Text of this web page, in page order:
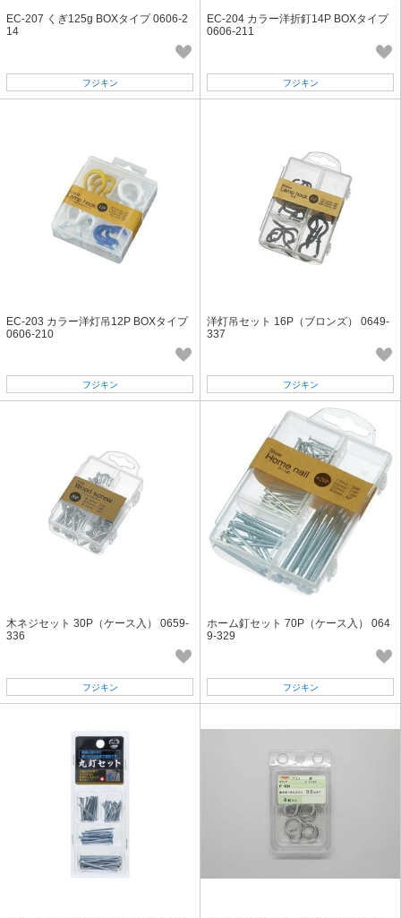
EC-207 くぎ125g BOXタイプ 0606-2
14
フジキン
EC-204 カラー洋折釘14P BOXタイプ
0606-211
フジキン
EC-203 カラー洋灯吊12P BOXタイプ
0606-210
フジキン
洋灯吊セット 16P（ブロンズ） 0649-
337
フジキン
木ネジセット 30P（ケース入） 0659-
336
フジキン
ホーム釘セット 70P（ケース入） 064
9-329
フジキン